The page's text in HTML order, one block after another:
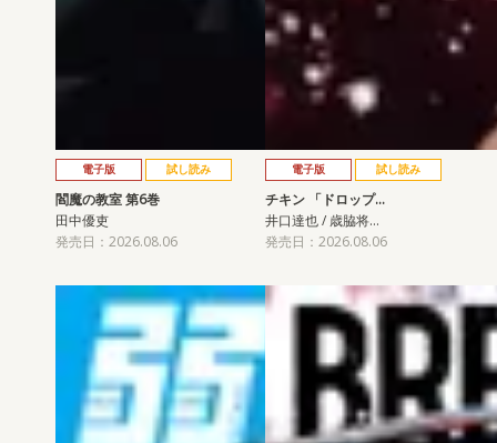
電子版 試し読み
閻魔の教室 第6巻
田中優吏
発売日：2026.08.06
電子版 試し読み
チキン 「ドロップ…
井口達也 / 歳脇将…
発売日：2026.08.06